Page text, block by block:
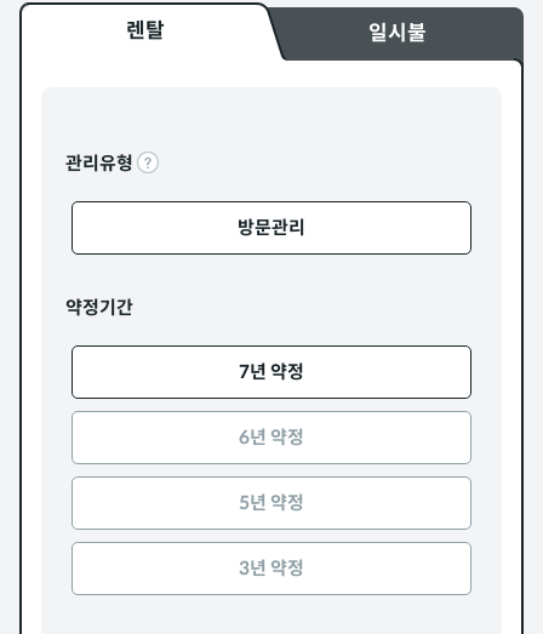
렌탈 일시불
관리유형
방문관리
약정기간
7년 약정
6년 약정
5년 약정
3년 약정